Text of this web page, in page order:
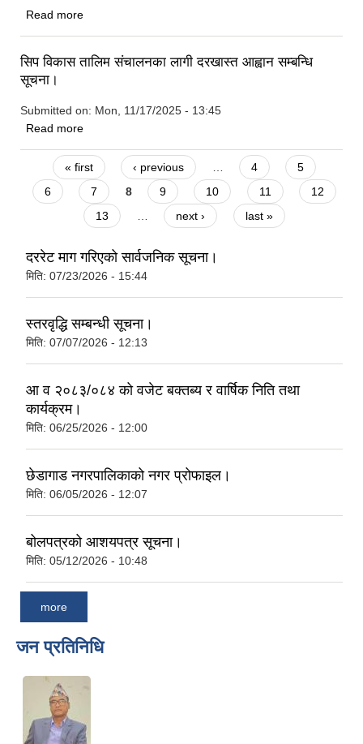
Read more
सिप विकास तालिम संचालनका लागी दरखास्त आह्वान सम्बन्धि
सूचना।
Submitted on: Mon, 11/17/2025 - 13:45
Read more
Pages
« first ‹ previous 4
5
6
7 8 9 10 11
12
13
next › last »
दररेट माग गरिएको सार्वजनिक सूचना।
मिति: 07/23/2026 - 15:44
स्तरवृद्धि सम्बन्धी सूचना।
मिति: 07/07/2026 - 12:13
आ व २०८३/०८४ को वजेट बक्तब्य र वार्षिक निति तथा
कार्यक्रम।
मिति: 06/25/2026 - 12:00
छेडागाड नगरपालिकाको नगर प्रोफाइल।
मिति: 06/05/2026 - 12:07
बोलपत्रको आशयपत्र सूचना।
मिति: 05/12/2026 - 10:48
more
जन प्रतिनिधि